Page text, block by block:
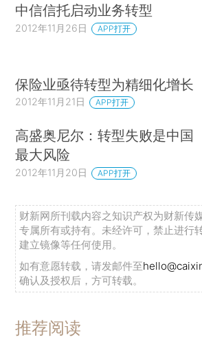
中信信托启动业务转型
2012年11月26日 APP打开
保险业亟待转型为精细化增长
2012年11月21日 APP打开
高盛奥尼尔：转型失败是中国
最大风险
2012年11月20日 APP打开
财新网所刊载内容之知识产权为财新传
专属所有或持有。未经许可，禁止进行
建立镜像等任何使用。
如有意愿转载，请发邮件至
确认及授权后，方可转载。
推荐阅读